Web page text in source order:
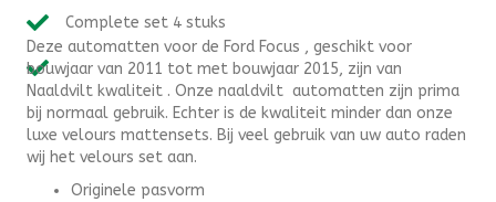
-
Naaldvilt
aantal
Complete set 4 stuks
Deze automatten voor de Ford Focus , geschikt voor
bouwjaar van 2011 tot met bouwjaar 2015, zijn van
Naaldvilt kwaliteit . Onze naaldvilt automatten zijn prima
bij normaal gebruik. Echter is de kwaliteit minder dan onze
luxe velours mattensets. Bij veel gebruik van uw auto raden
wij het velours set aan.
Originele pasvorm